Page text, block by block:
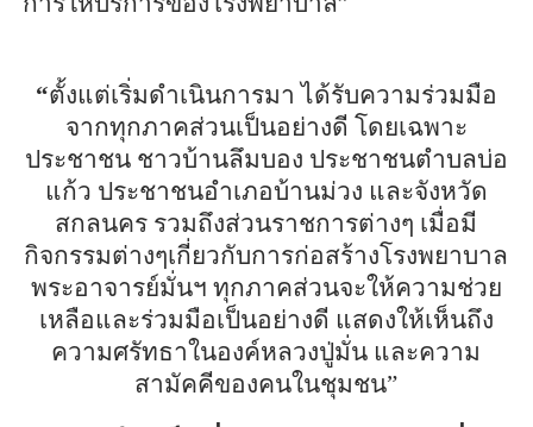
“ตั้งแต่เริ่มดำเนินการมา ได้รับความร่วมมือ
จากทุกภาคส่วนเป็นอย่างดี โดยเฉพาะ
ประชาชน ชาวบ้านลึมบอง ประชาชนตำบลบ่อ
แก้ว ประชาชนอำเภอบ้านม่วง และจังหวัด
สกลนคร รวมถึงส่วนราชการต่างๆ เมื่อมี
กิจกรรมต่างๆเกี่ยวกับการก่อสร้างโรงพยาบาล
พระอาจารย์มั่นฯ ทุกภาคส่วนจะให้ความช่วย
เหลือและร่วมมือเป็นอย่างดี แสดงให้เห็นถึง
ความศรัทธาในองค์หลวงปู่มั่น และความ
สามัคคีของคนในชุมชน”